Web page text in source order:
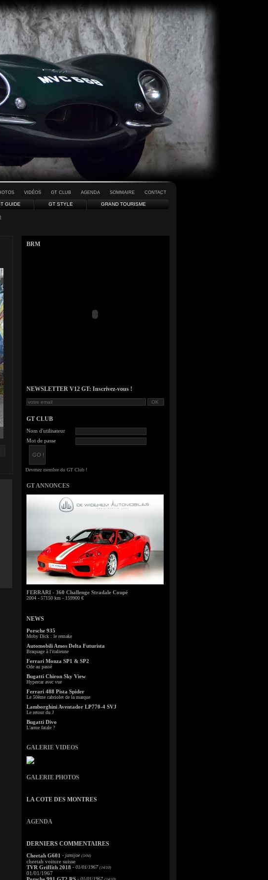
VIDÉOS GT CLUB AGENDA SOMMAIRE CONTACT
GUIDE GT STYLE GRAND TOURISME
BRM
NEWSLETTER V12 GT: Inscrivez-vous !
GT CLUB
Nom d'utilisateur
Mot de passe
GT ANNONCES
FERRARI - 360 Challenge Stradale Coupé
2004 - 57150 km - 159900 €
NEWS
Porsche 935
Moby Dick : le remake
Automobili Amos Delta Futurista
Braquage à l'italienne
Ferrari Monza SP1 & SP2
Ode au passé
Bugatti Chiron Sky View
Hypercar avec vue
Ferrari 488 Pista Spider
Le 50ème cabriolet de la marque
Lamborghini Aventador LP770-4 SVJ
Le retour du J
Bugatti Divo
L'arme fatale ?
GALERIE VIDEOS
GALERIE PHOTOS
LA COTE DES MONTRES
AGENDA
DERNIERS COMMENTAIRES
Cheetah G601 - jamijoe (5/04)
cheetah voiture suisse
TVR Griffith 2018 - 01/01/1967 (14/10)
01/01/1967
- 01/01/1967